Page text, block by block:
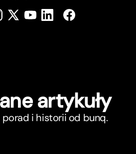
artykuły
i historii od bunq.